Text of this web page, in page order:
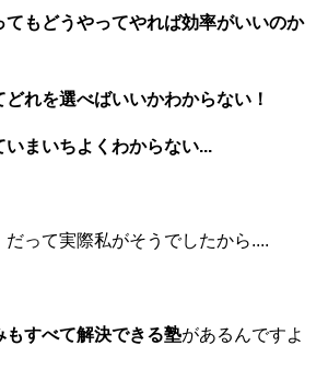
てもどうやってやれば効率がいいのか
どれを選べばいいかわからない！
いまいちよくわからない...
だって実際私がそうでしたから....
もすべて解決できる塾があるんですよ